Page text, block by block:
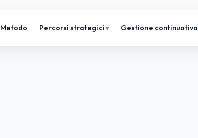
Metodo Percorsi strategici Gestione continuativa